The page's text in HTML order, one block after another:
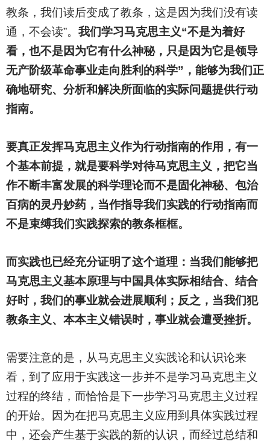
教条，我们读后变成了教条，这是因为我们没有读
通，不会读”。 我们学习马克思主义“不是为着好
看，也不是因为它有什么神秘，只是因为它是领导
无产阶级革命事业走向胜利的科学”，能够为我们正
确地研究、分析和解决所面临的实际问题提供行动
指南。
要真正发挥马克思主义作为行动指南的作用，有一
个基本前提，就是要科学对待马克思主义，把它当
作不断丰富发展的科学理论而不是固化神秘、包治
百病的灵丹妙药，当作指导我们实践的行动指南而
不是束缚我们实践探索的教条框框。
而实践也已经充分证明了这个道理：当我们能够把
马克思主义基本原理与中国具体实际相结合、结合
好时，我们的事业就会进展顺利；反之，当我们犯
教条主义、本本主义错误时，事业就会遭受挫折。
需要注意的是，从马克思主义实践论和认识论来
看，到了应用于实践这一步并不是学习马克思主义
过程的终结，而恰恰是下一步学习马克思主义过程
的开始。因为在把马克思主义应用到具体实践过程
中，还会产生基于实践的新的认识，而经过总结和